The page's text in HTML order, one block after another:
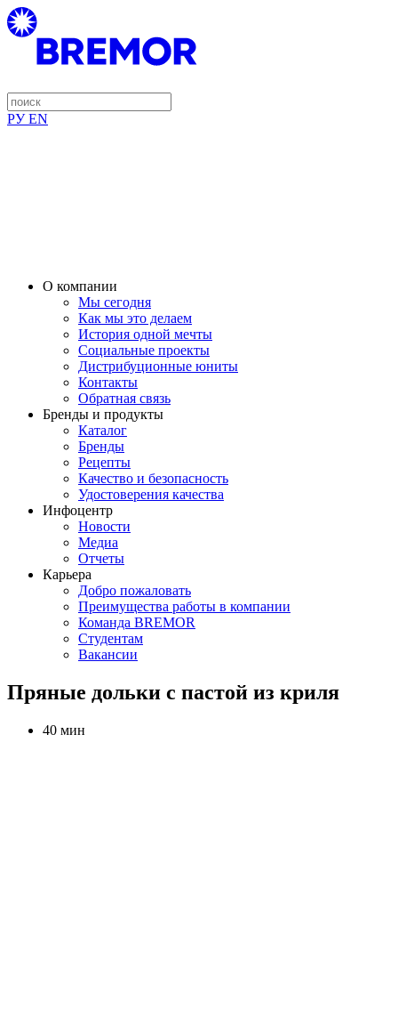
РУ EN
О компании
Мы сегодня
Как мы это делаем
История одной мечты
Социальные проекты
Дистрибуционные юниты
Контакты
Обратная связь
Бренды и продукты
Каталог
Бренды
Рецепты
Качество и безопасность
Удостоверения качества
Инфоцентр
Новости
Медиа
Отчеты
Карьера
Добро пожаловать
Преимущества работы в компании
Команда BREMOR
Студентам
Вакансии
Пряные дольки с пастой из криля
40 мин